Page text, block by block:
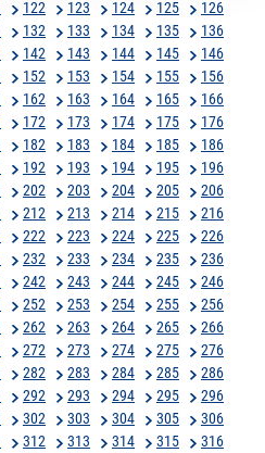
122 123 124 125
126
132 133 134 135
136
142 143 144 145
146
152 153 154 155
156
162 163 164 165
166
172 173 174 175
176
182 183 184 185
186
192 193 194 195
196
202 203 204 205
206
212 213 214 215
216
222 223 224 225
226
232 233 234 235
236
242 243 244 245
246
252 253 254 255
256
262 263 264 265
266
272 273 274 275
276
282 283 284 285
286
292 293 294 295
296
302 303 304 305
306
312 313 314 315
316